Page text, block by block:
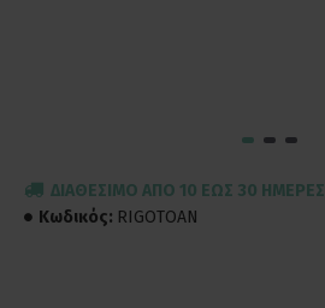
ΔΙΑΘΈΣΙΜΟ ΑΠΌ 10 ΈΩΣ 30 ΗΜΈΡΕΣ
Κωδικός: RIGOTOAN